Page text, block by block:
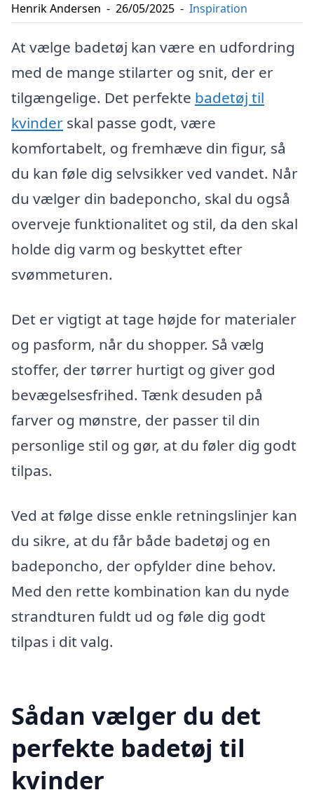
Henrik Andersen - 26/05/2025 - Inspiration
At vælge badetøj kan være en udfordring
med de mange stilarter og snit, der er
tilgængelige. Det perfekte badetøj til
kvinder skal passe godt, være
komfortabelt, og fremhæve din figur, så
du kan føle dig selvsikker ved vandet. Når
du vælger din badeponcho, skal du også
overveje funktionalitet og stil, da den skal
holde dig varm og beskyttet efter
svømmeturen.
Det er vigtigt at tage højde for materialer
og pasform, når du shopper. Så vælg
stoffer, der tørrer hurtigt og giver god
bevægelsesfrihed. Tænk desuden på
farver og mønstre, der passer til din
personlige stil og gør, at du føler dig godt
tilpas.
Ved at følge disse enkle retningslinjer kan
du sikre, at du får både badetøj og en
badeponcho, der opfylder dine behov.
Med den rette kombination kan du nyde
strandturen fuldt ud og føle dig godt
tilpas i dit valg.
Sådan vælger du det
perfekte badetøj til
kvinder